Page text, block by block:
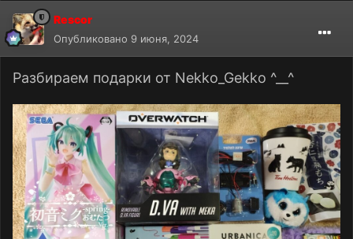
Rescor
Опубликовано 9 июня, 2024
Разбираем подарки от Nekko_Gekko ^__^